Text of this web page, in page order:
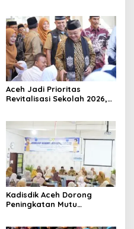
Aceh Jadi Prioritas
Revitalisasi Sekolah 2026,
Bermutu
Kadisdik Aceh Dorong
Peningkatan Mutu